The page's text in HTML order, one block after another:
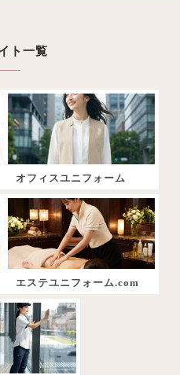
ト一覧
オフィスユニフォーム
エステユニフォーム.com